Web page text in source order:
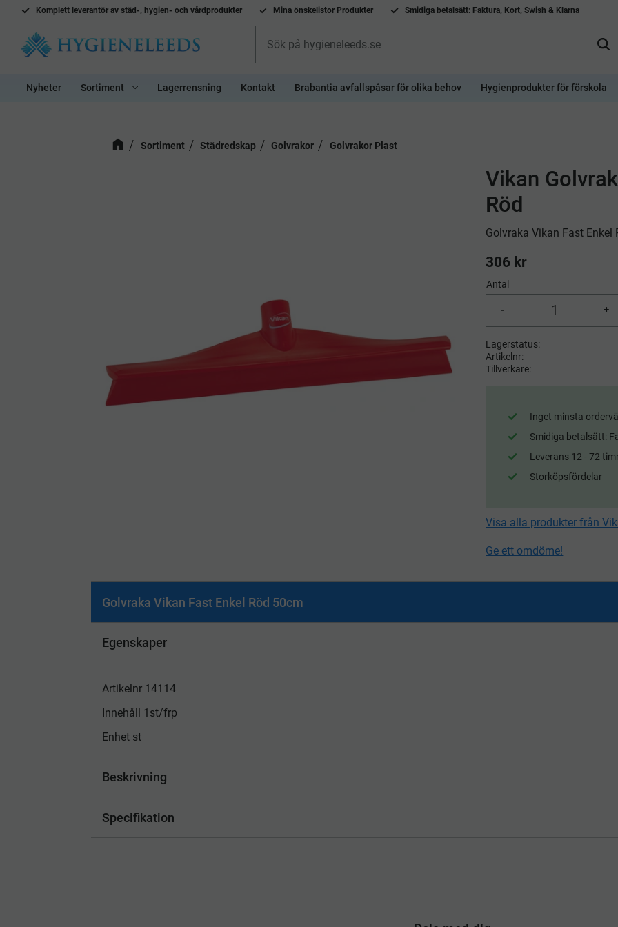
Komplett leverantör av städ-, hygien- och vårdprodukter Mina önskelistor Produkter Smidiga betalsätt: Faktura, Kort, Swish & Klarna
Nyheter Sortiment Lagerrensning Kontakt Brabantia avfallspåsar för olika behov Hygienprodukter för förskola
Sortiment Städredskap Golvrakor Golvrakor Plast
Vikan
Röd
Golvraka Vikan Fast Enkel
306 kr
Antal
+
-
Lagerstatus
Artikelnr
Tillverkare
Inget minsta
Smidiga betalsätt:
Leverans 12 - 72
Storköpsfördelar
Visa alla produkter från
Ge ett omdöme!
Golvraka Vikan Fast Enkel Röd 50cm
Egenskaper
Artikelnr 14114
Innehåll 1st/frp
Enhet st
Beskrivning
Specifikation